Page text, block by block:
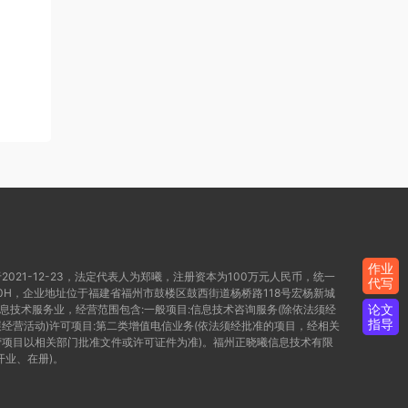
12-23，法定代表人为郑曦，注册资本为100万元人民币，统一
，企业地址位于福建省福州市鼓楼区鼓西街道杨桥路118号宏杨新城
术服务业，经营范围包含:一般项目:信息技术咨询服务(除依法须经
营活动)许可项目:第二类增值电信业务(依法须经批准的项目，经相关
目以相关部门批准文件或许可证件为准)。福州正晓曦信息技术有限
、在册)。
作业
代写
论文
指导